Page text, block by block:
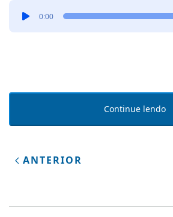
0:00
Continue lendo
ANTERIOR